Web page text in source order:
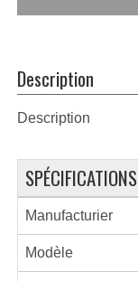
Description
Description
SPÉCIFICATIONS
Manufacturier
Modèle